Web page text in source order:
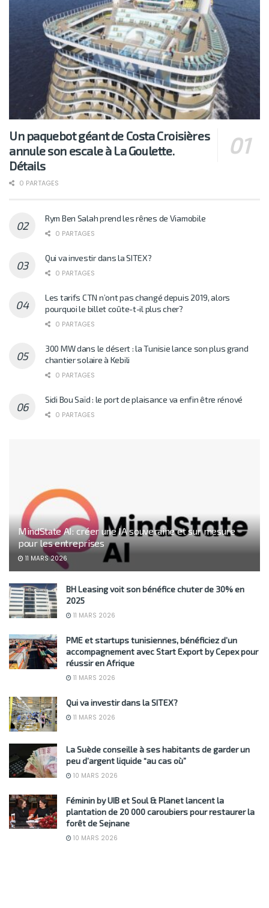
Un paquebot géant de Costa Croisières
annule son escale à La Goulette.
Détails
0 PARTAGES
Rym Ben Salah prend les rênes de Viamobile
0 PARTAGES
Qui va investir dans la SITEX?
0 PARTAGES
Les tarifs CTN n’ont pas changé depuis 2019, alors
pourquoi le billet coûte-t-il plus cher?
0 PARTAGES
300 MW dans le désert : la Tunisie lance son plus grand
chantier solaire à Kebili
0 PARTAGES
Sidi Bou Saïd : le port de plaisance va enfin être rénové
0 PARTAGES
MindState AI: créer une IA souveraine et sur mesure
pour les entreprises
11 MARS 2026
BH Leasing voit son bénéfice chuter de 30% en
2025
11 MARS 2026
PME et startups tunisiennes, bénéficiez d’un
accompagnement avec Start Export by Cepex pour
réussir en Afrique
11 MARS 2026
Qui va investir dans la SITEX?
11 MARS 2026
La Suède conseille à ses habitants de garder un
peu d’argent liquide “au cas où”
10 MARS 2026
Féminin by UIB et Soul & Planet lancent la
plantation de 20 000 caroubiers pour restaurer la
forêt de Sejnane
10 MARS 2026